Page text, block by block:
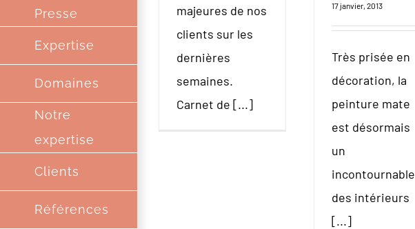
Presse
Expertise
Domaines
Notre
expertise
Clients
Références
majeures de nos
clients sur les
dernières
semaines.
Carnet de [...]
17 janvier, 2013
Très prisée en
décoration, la
peinture mate
est désormais
un
incontournable
des intérieurs
[...]